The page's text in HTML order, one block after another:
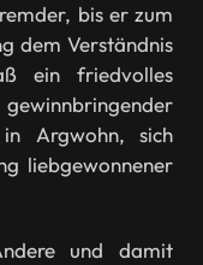
bis er zum
dem Verständnis
ein friedvolles
Argwohn, sich
liebgewonnener
und damit